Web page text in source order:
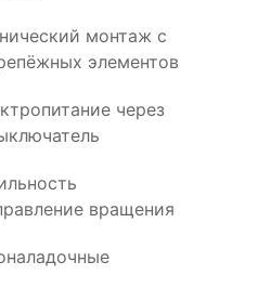
монтаж с
элементов
через
вращения